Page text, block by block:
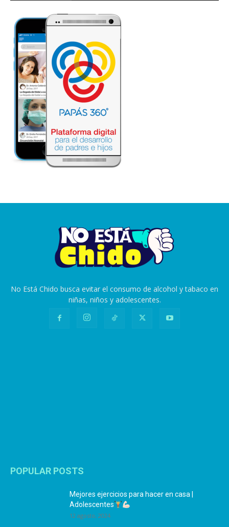
No Está Chido busca evitar el consumo de alcohol y tabaco en
niñas, niños y adolescentes.
POPULAR POSTS
Mejores ejercicios para hacer en casa |
Adolescentes
12 agosto, 2024